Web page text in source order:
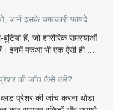
जानें इसके चमत्कारी फायदे
हैं, जो शारीरिक समस्याओं
इनमें मरुआ भी एक ऐसी ही ...
की जाँच कैसे करें?
प्रेशर की जांच करना थोड़ा